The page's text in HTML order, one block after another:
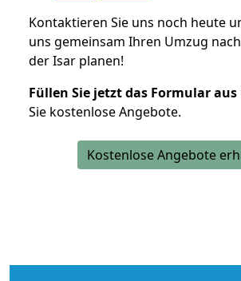
Kontaktieren Sie uns noch heute
uns gemeinsam Ihren Umzug
der Isar planen!
Füllen Sie jetzt das Formular aus
Sie kostenlose Angebote.
Kostenlose Angebote